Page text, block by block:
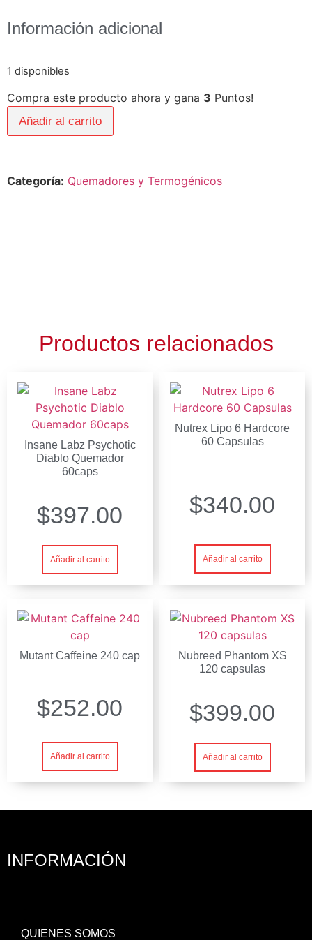
Información adicional
1 disponibles
Compra este producto ahora y gana 3 Puntos!
Añadir al carrito
Categoría: Quemadores y Termogénicos
Productos relacionados
Insane Labz Psychotic
Diablo Quemador
60caps
$397.00
Añadir al carrito
Nutrex Lipo 6 Hardcore
60 Capsulas
$340.00
Añadir al carrito
Mutant Caffeine 240 cap
$252.00
Añadir al carrito
Nubreed Phantom XS
120 capsulas
$399.00
Añadir al carrito
INFORMACIÓN
QUIENES SOMOS